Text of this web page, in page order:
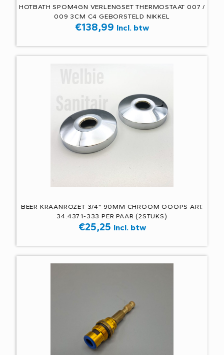
HOTBATH SPOM4GN VERLENGSET THERMOSTAAT 007 /
009 3CM C4 GEBORSTELD NIKKEL
€138,99 Incl. btw
BEER KRAANROZET 3/4" 90MM CHROOM OOOPS ART.
34.4371-333 PER PAAR (2STUKS)
€25,25 Incl. btw